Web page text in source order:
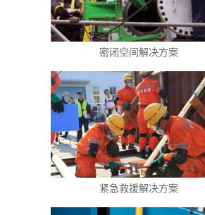
密闭空间解决方案
紧急救援解决方案